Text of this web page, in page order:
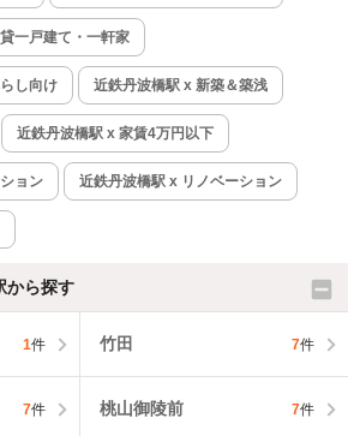
一戸建て・一軒家
し向け 近鉄丹波橋駅 x 新築＆築浅
近鉄丹波橋駅 x 家賃4万円以下
ョン 近鉄丹波橋駅 x リノベーション
から探す
1件 竹田 7件
7件 桃山御陵前 7件